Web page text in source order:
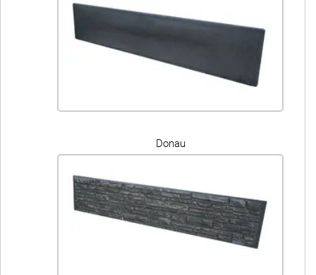
Donau